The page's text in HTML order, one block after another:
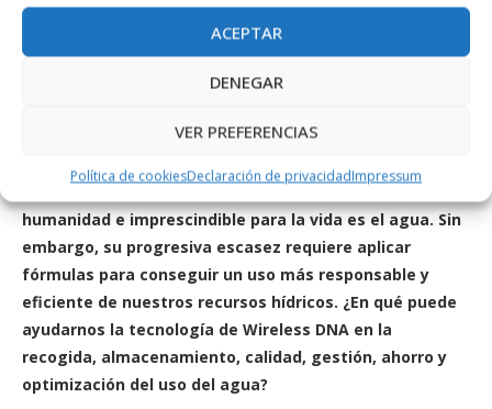
ACEPTAR
DENEGAR
VER PREFERENCIAS
Política de cookiesDeclaración de privacidadImpressum
y que normalmente están en la calle.
Por otro lado, dado que muchos de nuestros clientes tienen
infraestructuras hoteleras fuera de Baleares, hemos diseñado
sea autoinstalable de manera sencilla y autónoma.
Uno de los recursos naturales más preciados para la
humanidad e imprescindible para la vida es el agua. Sin
embargo, su progresiva escasez requiere aplicar
fórmulas para conseguir un uso más responsable y
eficiente de nuestros recursos hídricos. ¿En qué puede
ayudarnos la tecnología de Wireless DNA en la
recogida, almacenamiento, calidad, gestión, ahorro y
optimización del uso del agua?